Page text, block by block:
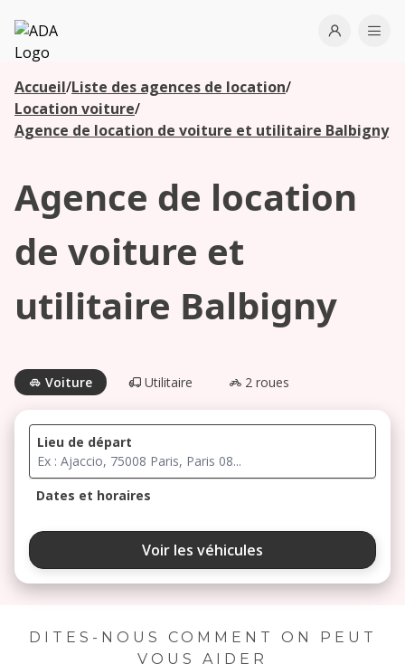
ADA
Open
Accueil/Liste des agences de location/
Location voiture/
Agence de location de voiture et utilitaire Balbigny
Agence de location
de voiture et
utilitaire Balbigny
Voiture Utilitaire 2 roues
Lieu de départ
Dates et horaires
août 2026
ma me
3 4 5 6 7
Voir les véhicules
DITES-NOUS COMMENT ON PEUT
VOUS AIDER
Les
agences à
proximité
Commencez
votre
recherche
agences à
proximité